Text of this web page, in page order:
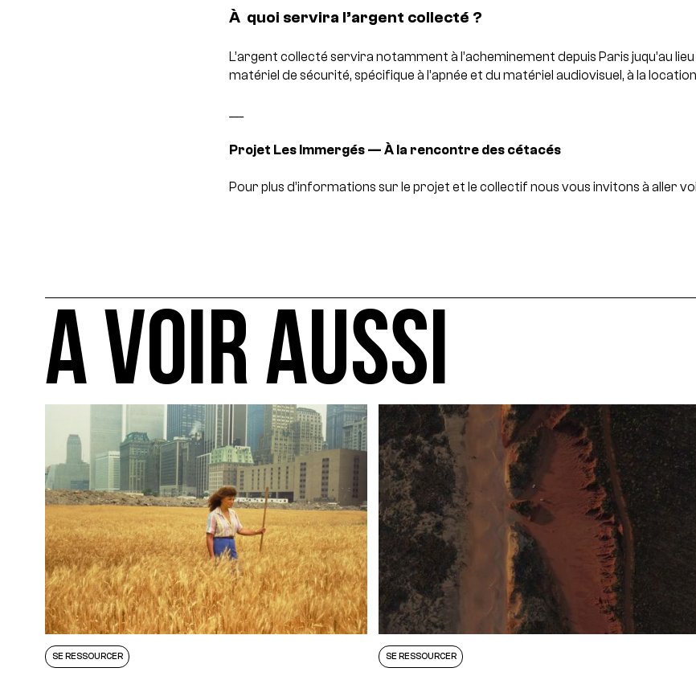
À quoi servira l’argent collecté ?
L’argent collecté servira notamment à l’acheminement depuis Paris juqu’au
matériel de sécurité, spécifique à l’apnée et du matériel audiovisuel, à la
Projet Les Immergés — À la rencontre des cétacés
Pour plus d’informations sur le projet et le collectif nous vous invitons à aller
A VOIR AUSSI
SE RESSOURCER SE RESSOURCER